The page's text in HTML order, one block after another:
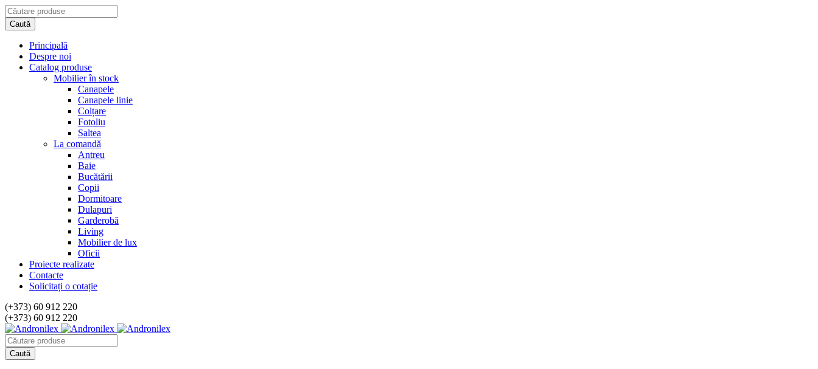
Principală
Despre noi
Catalog produse
Mobilier în stock
Canapele
Canapele linie
Colțare
Fotoliu
Saltea
La comandă
Antreu
Baie
Bucătării
Copii
Dormitoare
Dulapuri
Garderobă
Living
Mobilier de lux
Oficii
Proiecte realizate
Contacte
Solicitați o cotație
(+373) 60 912 220
(+373) 60 912 220